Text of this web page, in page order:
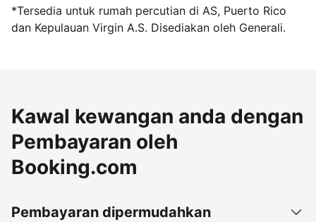
*Tersedia untuk rumah percutian di AS, Puerto Rico
dan Kepulauan Virgin A.S. Disediakan oleh Generali.
Kawal kewangan anda dengan
Pembayaran oleh
Booking.com
Pembayaran dipermudahkan